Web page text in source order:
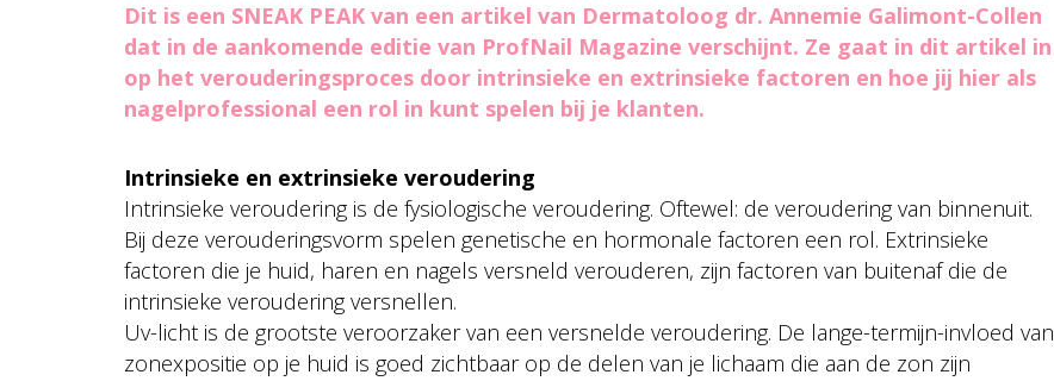
Dit is een SNEAK PEAK van een artikel van Dermatoloog dr. Annemie Galimont-Collen
dat in de aankomende editie van ProfNail Magazine verschijnt. Ze gaat in dit artikel in
op het verouderingsproces door intrinsieke en extrinsieke factoren en hoe jij hier als
nagelprofessional een rol in kunt spelen bij je klanten.
Intrinsieke en extrinsieke veroudering
Intrinsieke veroudering is de fysiologische veroudering. Oftewel: de veroudering van binnenuit.
Bij deze verouderingsvorm spelen genetische en hormonale factoren een rol. Extrinsieke
factoren die je huid, haren en nagels versneld verouderen, zijn factoren van buitenaf die de
intrinsieke veroudering versnellen.
Uv-licht is de grootste veroorzaker van een versnelde veroudering. De lange-termijn-invloed van
zonexpositie op je huid is goed zichtbaar op de delen van je lichaam die aan de zon zijn